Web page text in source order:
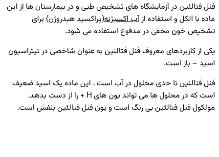
فنل فتالئین در آزمایشگاه های تشخیص طبی و در بیمارستان ها از این
ماده با الکل و استفاده ازآب اکسیژنه(پراکسید هیدروژن) برای
تشخیص خون مخفی در مدفوع استفاده می شود.
یکی از کاربردهای معروف فنل فتالئین به عنوان شاخصی در تیتراسیون
اسید – باز است.
فنل فتالئین تا حدی محلول در آب است . این ماده یک اسید ضعیف
است که در محلول ها می تواند یون های H + را از دست بدهد.
مولکول فنل فتالئین بی رنگ است و یون فنل فتالئین بنفش است.